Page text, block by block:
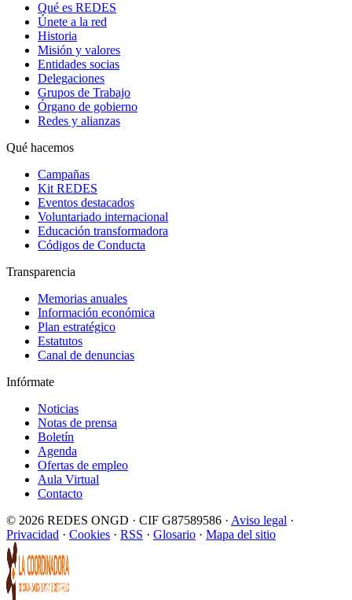
Qué es REDES
Únete a la red
Historia
Misión y valores
Entidades socias
Delegaciones
Grupos de Trabajo
Órgano de gobierno
Redes y alianzas
Qué hacemos
Campañas
Kit REDES
Eventos destacados
Voluntariado internacional
Educación transformadora
Códigos de Conducta
Transparencia
Memorias anuales
Información económica
Plan estratégico
Estatutos
Canal de denuncias
Infórmate
Noticias
Notas de prensa
Boletín
Agenda
Ofertas de empleo
Aula Virtual
Contacto
© 2026 REDES ONGD · CIF G87589586 · Aviso legal ·
Privacidad · Cookies · RSS · Glosario · Mapa del sitio